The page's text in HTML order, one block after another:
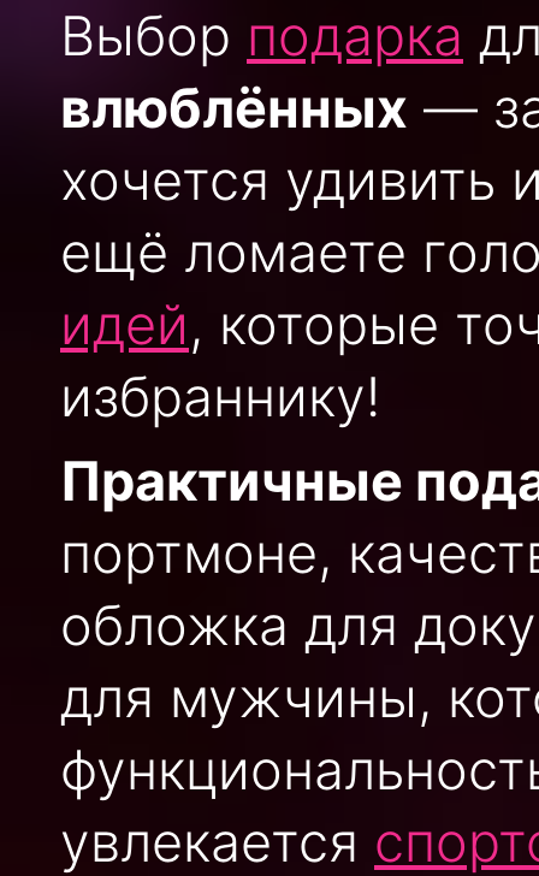
Выбор подарка
влюблённых —
хочется удивить
ещё ломаете
идей, которые
избраннику!
Практичные
портмоне,
обложка для
для мужчины,
увлекается